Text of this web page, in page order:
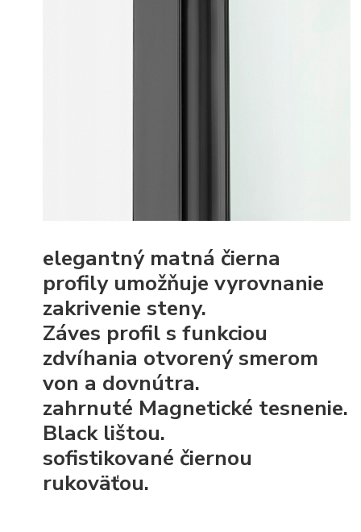
elegantný matná čierna
profily umožňuje vyrovnanie
zakrivenie steny.
Záves profil s funkciou
zdvíhania otvorený smerom
von a dovnútra.
zahrnuté Magnetické tesnenie.
Black lištou.
sofistikované čiernou
rukoväťou.